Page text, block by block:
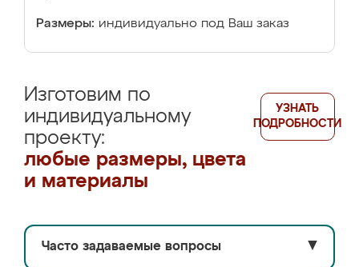
Размеры: индивидуально под Ваш заказ
Изготовим по
индивидуальному
проекту:
любые размеры, цвета
и материалы
УЗНАТЬ
ПОДРОБНОСТИ
Часто задаваемые вопросы ▼